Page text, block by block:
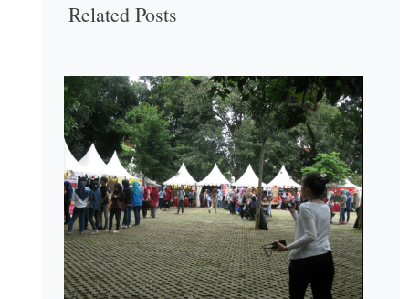
Related Posts